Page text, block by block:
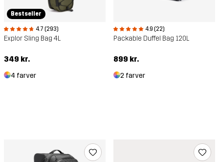
Bestseller
4.7 (293)
Explor Sling Bag 4L
349 kr.
4 farver
4.9 (22)
Packable Duffel Bag 120L
899 kr.
2 farver